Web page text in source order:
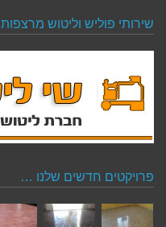
שירותי פוליש וליטוש מרצפות
פרויקטים חדשים שלנו …